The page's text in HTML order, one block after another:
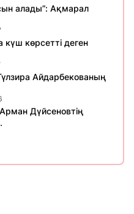
алады”: Ақмарал
күш көрсетті деген
Айдарбекованың
Дүйсеновтің